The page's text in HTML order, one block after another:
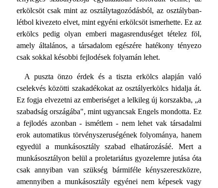
erkölcsöt csak mint az osztálytagozódásból, az osztályban-
létbol kivezeto elvet, mint egyéni erkölcsöt ismerhette. Ez az
erkölcs pedig olyan emberi magasrenduséget tételez föl,
amely általános, a társadalom egészére hatékony tényezo
csak sokkal késobbi fejlodések folyamán lehet.
A puszta önzo érdek és a tiszta erkölcs alapján való
cselekvés közötti szakadékokat az osztályerkölcs hidalja át.
Ez fogja elvezetni az emberiséget a lelkileg új korszakba, „a
szabadság országába", mint ugyancsak Engels mondotta. Ez
a fejlodés azonban - ismétlem - nem lehet vak társadalmi
erok automatikus törvényszeruségének folyománya, hanem
egyedül a munkásosztály szabad elhatározásáé. Mert a
munkásosztályon belül a proletariátus gyozelemre jutása óta
csak annyiban van szükség bármiféle kényszereszközre,
amennyiben a munkásosztály egyénei nem képesek vagy